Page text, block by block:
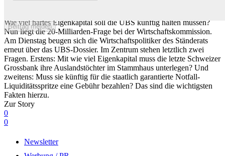
Beitrag melden
Wie viel hartes Eigenkapital soll die UBS künftig halten müssen?
Nun liegt die 20-Milliarden-Frage bei der Wirtschaftskommission.
Am Dienstag beugen sich die Wirtschaftspolitiker des Ständerats
erneut über das UBS-Dossier. Im Zentrum stehen letztlich zwei
Fragen. Erstens: Mit wie viel Eigenkapital muss die letzte Schweizer
Grossbank ihre Auslandstöchter im Stammhaus unterlegen? Und
zweitens: Muss sie künftig für die staatlich garantierte Notfall-
Liquiditätsspritze eine Gebühr bezahlen? Das sind die wichtigsten
Fakten hierzu.
Zur Story
0
0
Newsletter